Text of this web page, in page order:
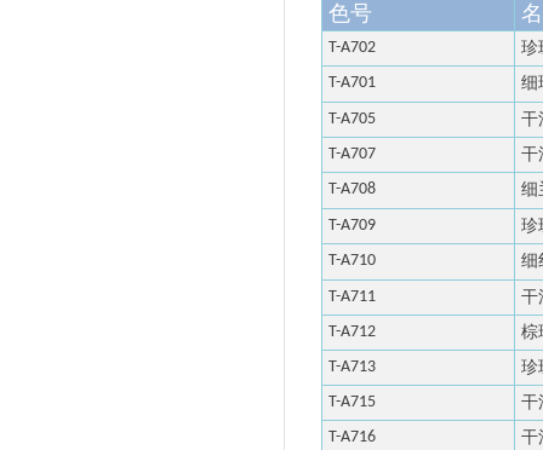
色号
T-A702
珍
T-A701
细
T-A705
干
T-A707
干
T-A708
细
T-A709
珍
T-A710
细
T-A711
干
T-A712
棕
T-A713
珍
T-A715
干
T-A716
干